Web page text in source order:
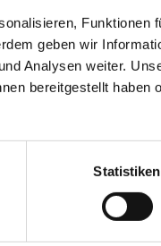
Funktionen
geben wir
Analysen weiter.
bereitgestellt haben
Statistiken